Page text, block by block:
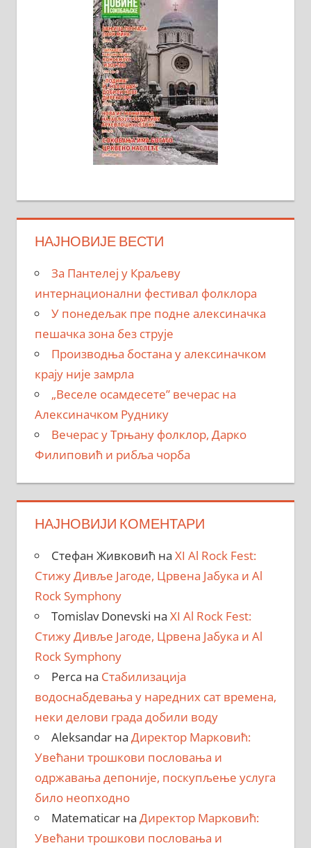
НАЈНОВИЈЕ ВЕСТИ
За Пантелеј у Краљеву
интернационални фестивал фолклора
У понедељак пре подне алексиначка
пешачка зона без струје
Производња бостана у алексиначком
крају није замрла
„Веселе осамдесете” вечерас на
Алексиначком Руднику
Вечерас у Трњану фолклор, Дарко
Филиповић и рибља чорба
НАЈНОВИЈИ КОМЕНТАРИ
Стефан Живковић на XI Al Rock Fest:
Стижу Дивље Јагоде, Црвена Јабука и Al
Rock Symphony
Tomislav Donevski на XI Al Rock Fest:
Стижу Дивље Јагоде, Црвена Јабука и Al
Rock Symphony
Perca на Стабилизација
водоснабдевања у наредних сат времена,
неки делови града добили воду
Aleksandarна Директор Марковић:
Увећани трошкови пословања и
одржавања депоније, поскупљење услуга
било неопходно
Matematicarна Директор Марковић:
Увећани трошкови пословања и